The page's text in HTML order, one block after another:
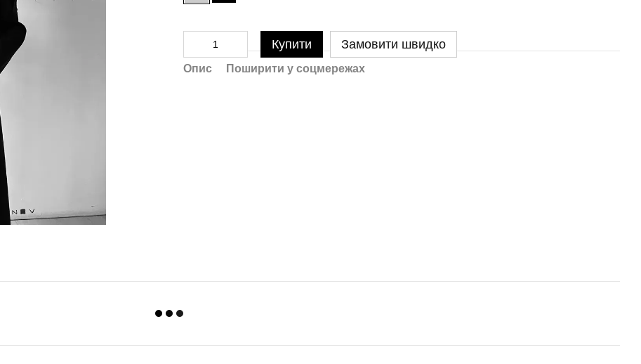
Купити Замовити швидко
Опис Поширити у соцмережах